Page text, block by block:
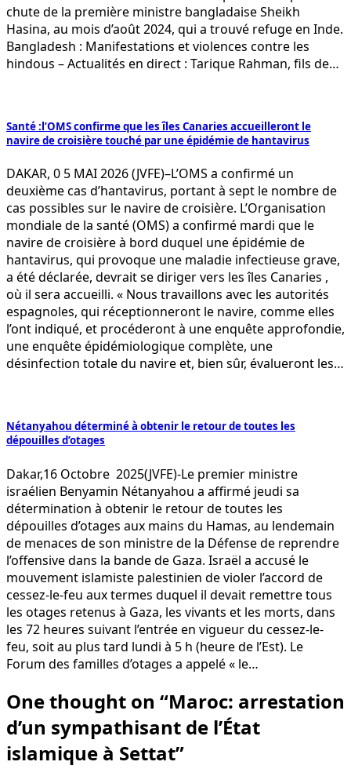
chute de la première ministre bangladaise Sheikh
Hasina, au mois d’août 2024, qui a trouvé refuge en Inde.
Bangladesh : Manifestations et violences contre les
hindous – Actualités en direct : Tarique Rahman, fils de…
Santé :l’OMS confirme que les îles Canaries accueilleront le
navire de croisière touché par une épidémie de hantavirus
DAKAR, 0 5 MAI 2026 (JVFE)–L’OMS a confirmé un
deuxième cas d’hantavirus, portant à sept le nombre de
cas possibles sur le navire de croisière. L’Organisation
mondiale de la santé (OMS) a confirmé mardi que le
navire de croisière à bord duquel une épidémie de
hantavirus, qui provoque une maladie infectieuse grave,
a été déclarée, devrait se diriger vers les îles Canaries ,
où il sera accueilli. « Nous travaillons avec les autorités
espagnoles, qui réceptionneront le navire, comme elles
l’ont indiqué, et procéderont à une enquête approfondie,
une enquête épidémiologique complète, une
désinfection totale du navire et, bien sûr, évalueront les…
Nétanyahou déterminé à obtenir le retour de toutes les
dépouilles d’otages
Dakar,16 Octobre 2025(JVFE)-Le premier ministre
israélien Benyamin Nétanyahou a affirmé jeudi sa
détermination à obtenir le retour de toutes les
dépouilles d’otages aux mains du Hamas, au lendemain
de menaces de son ministre de la Défense de reprendre
l’offensive dans la bande de Gaza. Israël a accusé le
mouvement islamiste palestinien de violer l’accord de
cessez-le-feu aux termes duquel il devait remettre tous
les otages retenus à Gaza, les vivants et les morts, dans
les 72 heures suivant l’entrée en vigueur du cessez-le-
feu, soit au plus tard lundi à 5 h (heure de l’Est). Le
Forum des familles d’otages a appelé « le…
One thought on “Maroc: arrestation
d’un sympathisant de l’État
islamique à Settat”